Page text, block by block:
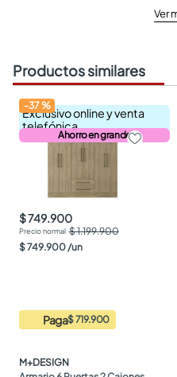
Ver
Productos similares
Exclusivo online y venta
telefónica
Ahorro en grande
-37%
$ 749.900
$ 1.199.900
$749.900 /un
Paga$ 719.900
M+DESIGN